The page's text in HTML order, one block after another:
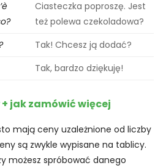
Ciasteczka poproszę. Jest
też polewa czekoladowa?
Tak! Chcesz ją dodać?
Tak, bardzo dziękuję!
jak zamówić więcej
mają ceny uzależnione od liczby
są zwykle wypisane na tablicy.
możesz spróbować danego